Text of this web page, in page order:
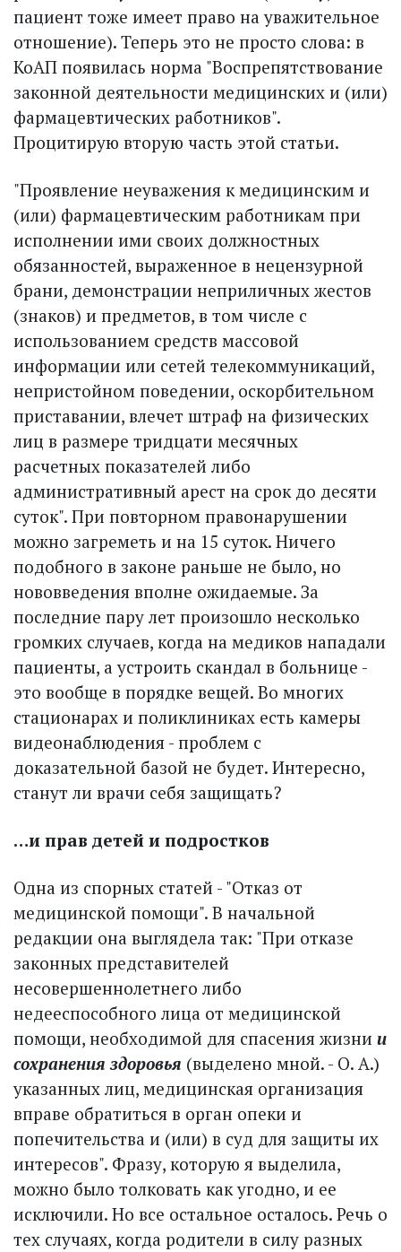
пациент тоже имеет право на уважительное
отношение). Теперь это не просто слова: в
КоАП появилась норма "Воспрепятствование
законной деятельности медицинских и (или)
фармацевтических работников".
Процитирую вторую часть этой статьи.
"Проявление неуважения к медицинским и
(или) фармацевтическим работникам при
исполнении ими своих должностных
обязанностей, выраженное в нецензурной
брани, демонстрации неприличных жестов
(знаков) и предметов, в том числе с
использованием средств массовой
информации или сетей телекоммуникаций,
непристойном поведении, оскорбительном
приставании, влечет штраф на физических
лиц в размере тридцати месячных
расчетных показателей либо
административный арест на срок до десяти
суток". При повторном правонарушении
можно загреметь и на 15 суток. Ничего
подобного в законе раньше не было, но
нововведения вполне ожидаемые. За
последние пару лет произошло несколько
громких случаев, когда на медиков нападали
пациенты, а устроить скандал в больнице -
это вообще в порядке вещей. Во многих
стационарах и поликлиниках есть камеры
видеонаблюдения - проблем с
доказательной базой не будет. Интересно,
станут ли врачи себя защищать?
…и прав детей и подростков
Одна из спорных статей - "Отказ от
медицинской помощи". В начальной
редакции она выглядела так: "При отказе
законных представителей
несовершеннолетнего либо
недееспособного лица от медицинской
помощи, необходимой для спасения жизни и
сохранения здоровья (выделено мной. - О. А.)
указанных лиц, медицинская организация
вправе обратиться в орган опеки и
попечительства и (или) в суд для защиты их
интересов". Фразу, которую я выделила,
можно было толковать как угодно, и ее
исключили. Но все остальное осталось. Речь о
тех случаях, когда родители в силу разных